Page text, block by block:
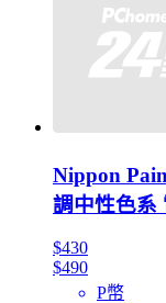
Nippon
調中性色系
$430
$490
P幣